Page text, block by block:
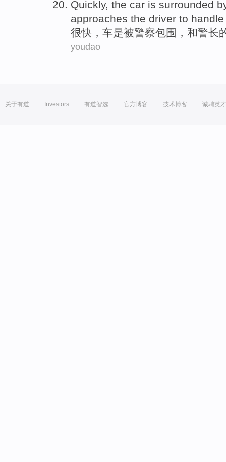
Quickly, the car is surrounded
approaches the driver to handle
很快 ， 车是被警察包围 ， 和警长
youdao
关于有道 Investors 有道智选 官方博客 技术博客 诚聘英才